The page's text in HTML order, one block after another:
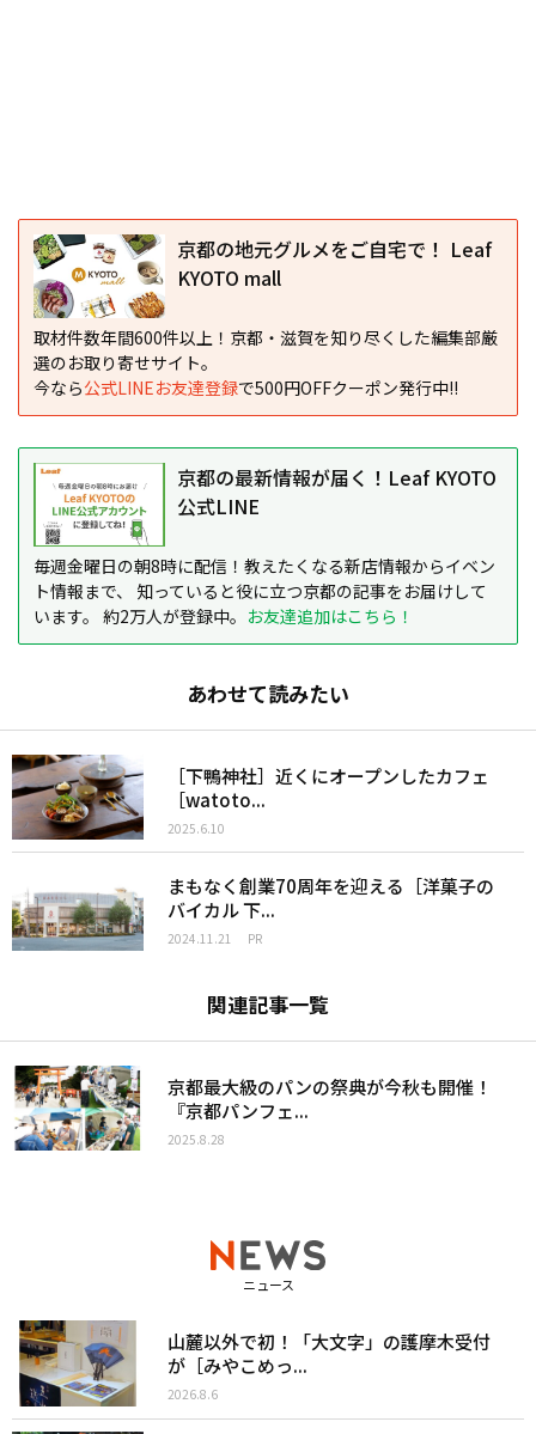
京都の地元グルメをご自宅で！ Leaf
KYOTO mall
取材件数年間600件以上！京都・滋賀を知り尽くした編集部厳
選のお取り寄せサイト。
今なら公式LINEお友達登録で500円OFFクーポン発行中!!
京都の最新情報が届く！Leaf KYOTO
公式LINE
毎週金曜日の朝8時に配信！教えたくなる新店情報からイベン
ト情報まで、 知っていると役に立つ京都の記事をお届けして
います。 約2万人が登録中。 お友達追加はこちら！
あわせて読みたい
［下鴨神社］近くにオープンしたカフェ
［watoto...
2025.6.10
まもなく創業70周年を迎える［洋菓子の
バイカル 下...
2024.11.21 PR
関連記事一覧
京都最大級のパンの祭典が今秋も開催！
『京都パンフェ...
2025.8.28
ニュース
山麓以外で初！「大文字」の護摩木受付
が［みやこめっ...
2026.8.6